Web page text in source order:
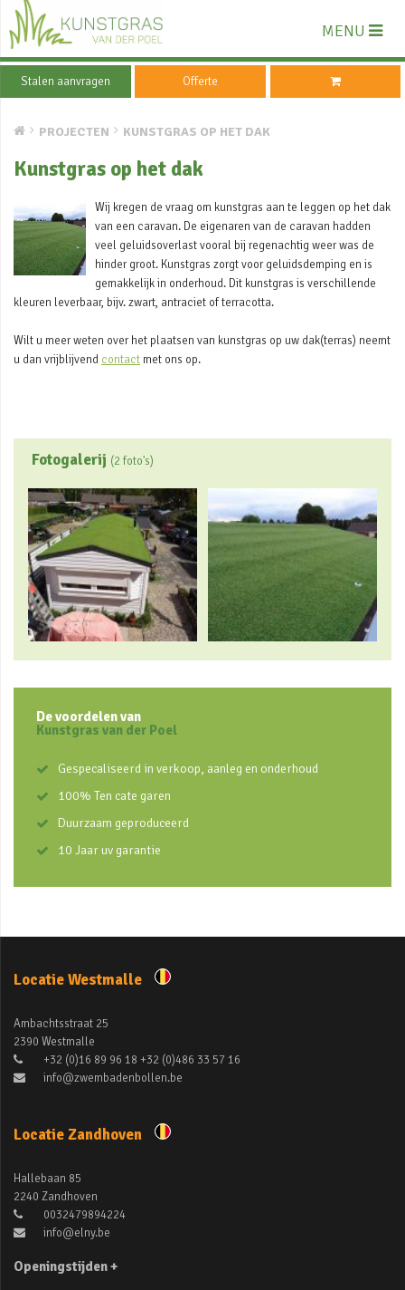
MENU
Stalen aanvragen Offerte
PROJECTEN KUNSTGRAS OP HET DAK
Kunstgras op het dak
Wij kregen de vraag om kunstgras aan te leggen op het dak
van een caravan. De eigenaren van de caravan hadden
veel geluidsoverlast vooral bij regenachtig weer was de
hinder groot. Kunstgras zorgt voor geluidsdemping en is
gemakkelijk in onderhoud. Dit kunstgras is verschillende
kleuren leverbaar, bijv. zwart, antraciet of terracotta.
Wilt u meer weten over het plaatsen van kunstgras op uw dak(terras) neemt
u dan vrijblijvend contact met ons op.
Fotogalerij (2 foto's)
De voordelen van
Kunstgras van der Poel
Gespecaliseerd in verkoop, aanleg en onderhoud
100% Ten cate garen
Duurzaam geproduceerd
10 Jaar uv garantie
Locatie Westmalle
Ambachtsstraat 25
2390 Westmalle
+32 (0)16 89 96 18 +32 (0)486 33 57 16
info@zwembadenbollen.be
Locatie Zandhoven
Hallebaan 85
2240 Zandhoven
0032479894224
info@elny.be
Openingstijden +